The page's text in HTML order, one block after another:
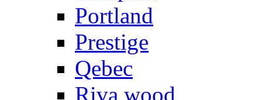
Portland
Prestige
Qebec
Riva wood